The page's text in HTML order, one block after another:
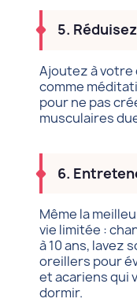
5.
Ajoutez à
comme
pour ne pas
musculaires
6.
Même la
vie limitée :
à 10 ans, lavez
oreillers pour
et acariens qui
dormir.